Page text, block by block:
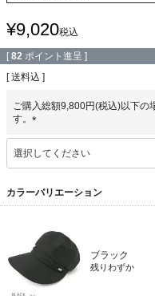
¥9,020税込
[ 82 ポイント進呈 ]
送料込
ご購入総額9,800円(税込)以下の
す。
必
須
カラーバリエーション
ブラック
残りわずか